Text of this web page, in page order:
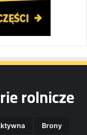
rolnicze
Brony